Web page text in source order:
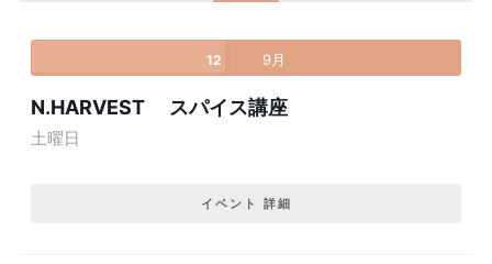
12 9月
N.HARVEST スパイス講座
土曜日
イベント 詳細